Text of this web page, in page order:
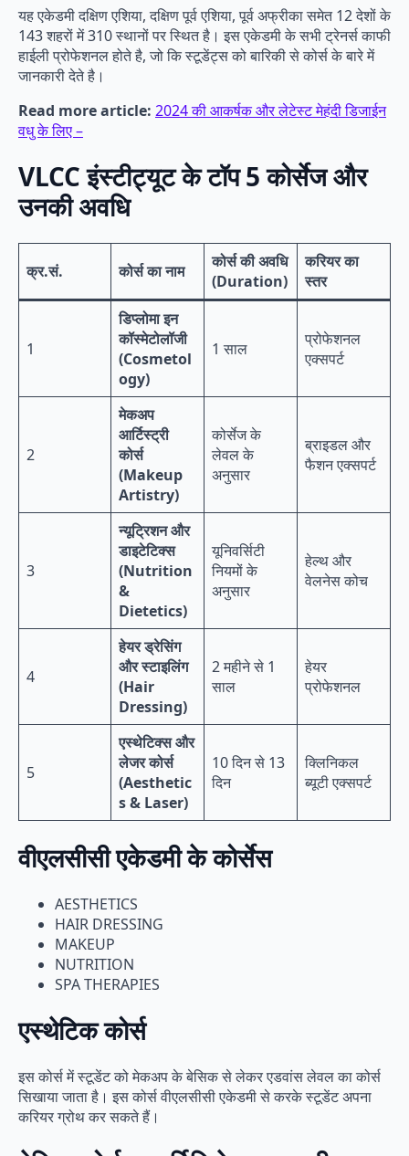
यह एकेडमी दक्षिण एशिया, दक्षिण पूर्व एशिया, पूर्व अफ्रीका समेत 12 देशों के
143 शहरों में 310 स्थानों पर स्थित है। इस एकेडमी के सभी ट्रेनर्स काफी
हाईली प्रोफेशनल होते है, जो कि स्टूडेंट्स को बारिकी से कोर्स के बारे में
जानकारी देते है।
Read more article: 2024 की आकर्षक और लेटेस्ट मेहंदी डिजाईन
वधु के लिए –
VLCC इंस्टीट्यूट के टॉप 5 कोर्सेज और
उनकी अवधि
क्र.सं. कोर्स का नाम
कोर्स की अवधि
(Duration)
करियर का
स्तर
1
डिप्लोमा इन
कॉस्मेटोलॉजी
(Cosmetol
ogy)
1 साल
प्रोफेशनल
एक्सपर्ट
2
मेकअप
आर्टिस्ट्री
कोर्स
(Makeup
Artistry)
कोर्सेज के
लेवल के
अनुसार
ब्राइडल और
फैशन एक्सपर्ट
3
न्यूट्रिशन और
डाइटेटिक्स
(Nutrition
&
Dietetics)
यूनिवर्सिटी
नियमों के
अनुसार
हेल्थ और
वेलनेस कोच
4
हेयर ड्रेसिंग
और स्टाइलिंग
(Hair
Dressing)
2 महीने से 1
साल
हेयर
प्रोफेशनल
5
एस्थेटिक्स और
लेजर कोर्स
(Aesthetic
s & Laser)
10 दिन से 13
दिन
क्लिनिकल
ब्यूटी एक्सपर्ट
वीएलसीसी एकेडमी के कोर्सेस
AESTHETICS
HAIR DRESSING
MAKEUP
NUTRITION
SPA THERAPIES
एस्थेटिक कोर्स
इस कोर्स में स्टूडेंट को मेकअप के बेसिक से लेकर एडवांस लेवल का कोर्स
सिखाया जाता है। इस कोर्स वीएलसीसी एकेडमी से करके स्टूडेंट अपना
करियर ग्रोथ कर सकते हैं।